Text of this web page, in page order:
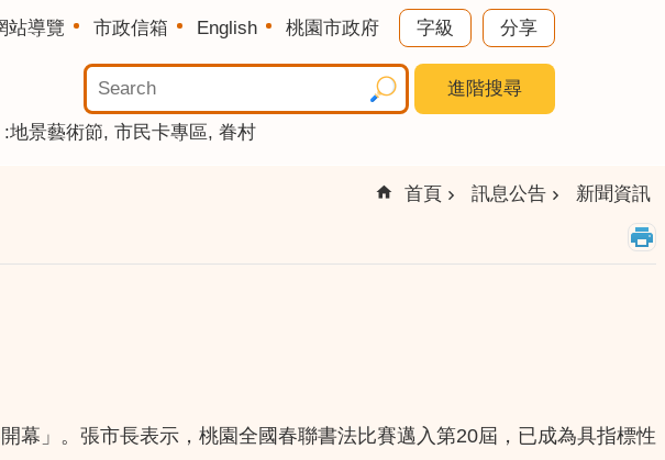
站導覽 市政信箱 English 桃園市政府 字級 分享
進階搜尋
地景藝術節 市民卡專區 眷村
首頁 訊息公告 新聞資訊
幕」。張市長表示，桃園全國春聯書法比賽邁入第20屆，已成為具指標性